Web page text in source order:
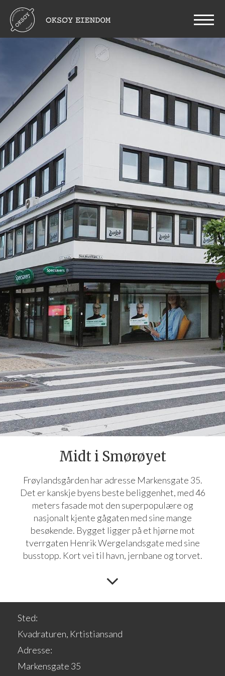
Midt i Smørøyet
Frøylandsgården har adresse Markensgate 35.
Det er kanskje byens beste beliggenhet, med 46
meters fasade mot den superpopulære og
nasjonalt kjente gågaten med sine mange
besøkende. Bygget ligger på et hjørne mot
tverrgaten Henrik Wergelandsgate med sine
busstopp. Kort vei til havn, jernbane og torvet.
Sted:
Kvadraturen, Krtistiansand
Adresse:
Markensgate 35